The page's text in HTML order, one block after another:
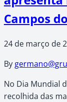
Campos
24 de março de
By
No Dia Mundial
recolhida das